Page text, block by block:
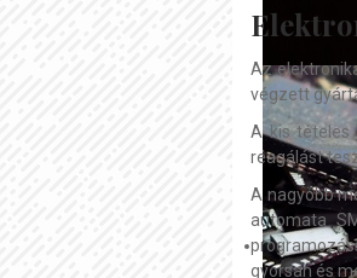
Az
végzett
A kis tételes
reagálást
A nagyobb
automata
gyorsan és